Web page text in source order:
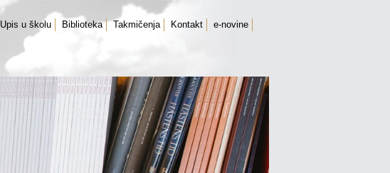
Upis u školu Biblioteka Takmičenja Kontakt
e-novine